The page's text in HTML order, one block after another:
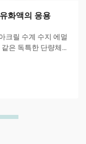
화액의 응용
크릴 수계 수지 에멀
은 독특한 단량체
제공한다.